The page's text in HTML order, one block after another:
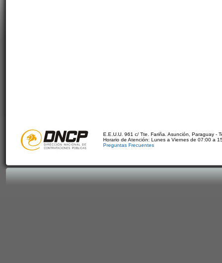
E.E.U.U. 961 c/ Tte. Fariña. Asunción, Paraguay -
Horario de Atención: Lunes a Viernes de 07:00 a
Preguntas Frecuentes